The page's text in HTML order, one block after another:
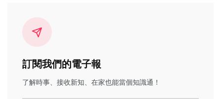
訂閱我們的電子報
了解時事、接收新知、在家也能當個知識通！